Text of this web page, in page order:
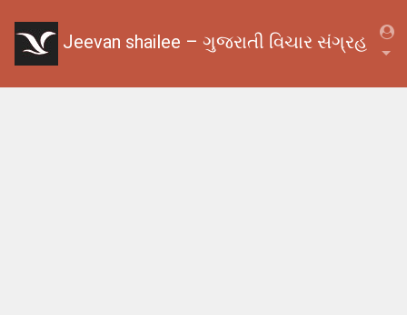
Jeevan shailee – ગુજરાતી વિચાર સંગ્રહ